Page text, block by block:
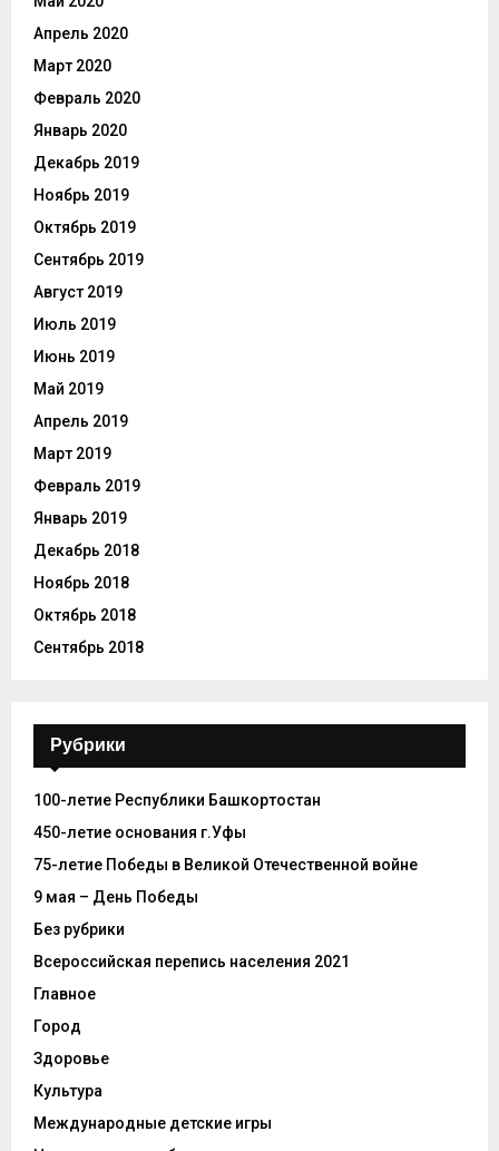
Апрель 2020
Март 2020
Февраль 2020
Январь 2020
Декабрь 2019
Ноябрь 2019
Октябрь 2019
Сентябрь 2019
Август 2019
Июль 2019
Июнь 2019
Май 2019
Апрель 2019
Март 2019
Февраль 2019
Январь 2019
Декабрь 2018
Ноябрь 2018
Октябрь 2018
Сентябрь 2018
Рубрики
100-летие Республики Башкортостан
450-летие основания г.Уфы
75-летие Победы в Великой Отечественной войне
9 мая – День Победы
Без рубрики
Всероссийская перепись населения 2021
Главное
Город
Здоровье
Культура
Международные детские игры